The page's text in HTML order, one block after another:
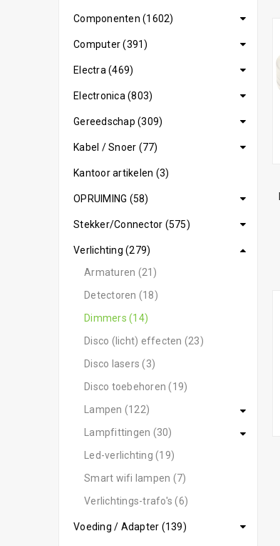
Componenten (1602)
Computer (391)
Electra (469)
Electronica (803)
Gereedschap (309)
Kabel / Snoer (77)
Kantoor artikelen (3)
OPRUIMING (58)
Stekker/Connector (575)
Verlichting (279)
Armaturen (21)
Detectoren (18)
Dimmers (14)
Disco (licht) effecten (23)
Disco lasers (3)
Disco toebehoren (19)
Lampen (122)
Lampfittingen (30)
Led-verlichting (19)
Smart wifi lampen (7)
Verlichtings-trafo's (6)
Voeding / Adapter (139)